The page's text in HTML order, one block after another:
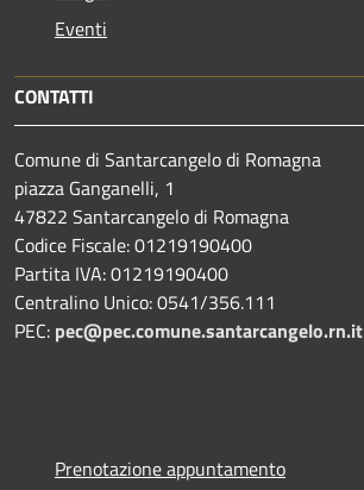
Eventi
CONTATTI
Comune di Santarcangelo di Romagna
piazza Ganganelli, 1
47822 Santarcangelo di Romagna
Codice Fiscale: 01219190400
Partita IVA: 01219190400
Centralino Unico: 0541/356.111
PEC: pec@pec.comune.santarcangelo.rn.it
Prenotazione appuntamento